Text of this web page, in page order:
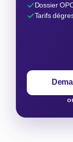
Dossier
Tarifs